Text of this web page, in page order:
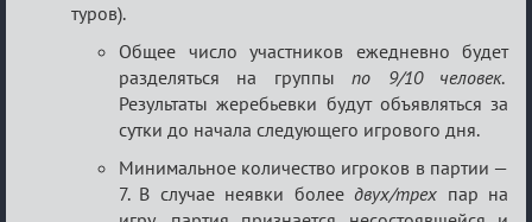
туров).
Общее число участников ежедневно будет
разделяться на группыпо 9/10 человек.
Результаты жеребьевки будут объявляться за
сутки до начала следующего игрового дня.
Минимальное количество игроков в партии —
7. В случае неявки болеедвух/трех пар на